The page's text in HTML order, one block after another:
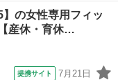
や苦手な方がほとん
の動きを意識しまし
の女性専用フィッ
産休・育休…
提携サイト 7月21日